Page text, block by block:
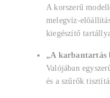
A korszerű
melegvíz-
kiegészítő
„A karbantartás
Valójában
és a szűrők